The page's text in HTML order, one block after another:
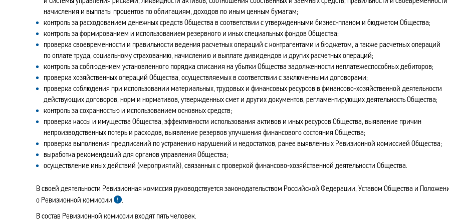
начисления и выплаты процентов по облигациям, доходов по иным ценным бумагам;
контроль за расходованием денежных средств Общества в соответствии с утвержденными бизнес‑планом и бюджетом Общества;
контроль за формированием и использованием резервного и иных специальных фондов Общества;
проверка своевременности и правильности ведения расчетных операций с контрагентами и бюджетом, а также расчетных операций
по оплате труда, социальному страхованию, начислению и выплате дивидендов и других расчетных операций;
контроль за соблюдением установленного порядка списания на убытки Общества задолженности неплатежеспособных дебиторов;
проверка хозяйственных операций Общества, осуществляемых в соответствии с заключенными договорами;
проверка соблюдения при использовании материальных, трудовых и финансовых ресурсов в финансово‑хозяйственной деятельности
действующих договоров, норм и нормативов, утвержденных смет и других документов, регламентирующих деятельность Общества;
контроль за сохранностью и использованием основных средств;
проверка кассы и имущества Общества, эффективности использования активов и иных ресурсов Общества, выявление причин
непроизводственных потерь и расходов, выявление резервов улучшения финансового состояния Общества;
проверка выполнения предписаний по устранению нарушений и недостатков, ранее выявленных Ревизионной комиссией Общества;
выработка рекомендаций для органов управления Общества;
осуществление иных действий (мероприятий), связанных с проверкой финансово‑хозяйственной деятельности Общества.
В своей деятельности Ревизионная комиссия руководствуется законодательством Российской Федерации, Уставом Общества и
о Ревизионной комиссии
.
В состав Ревизионной комиссии входят пять человек.